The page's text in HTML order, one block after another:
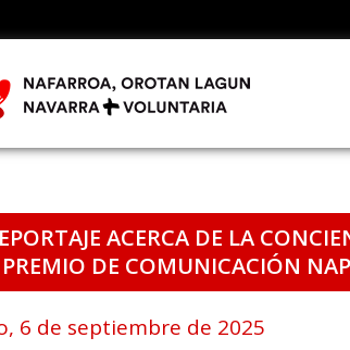
ACERCA DE LA
DE COMUNICACIÓN
6 de septiembre de 2025